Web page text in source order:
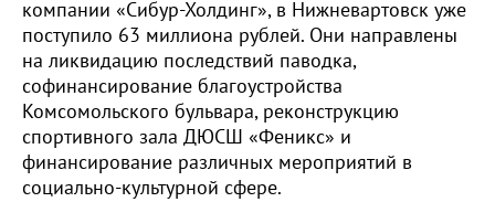
компании «Сибур-Холдинг», в Нижневартовск уже
поступило 63 миллиона рублей. Они направлены
на ликвидацию последствий паводка,
софинансирование благоустройства
Комсомольского бульвара, реконструкцию
спортивного зала ДЮСШ «Феникс» и
финансирование различных мероприятий в
социально-культурной сфере.